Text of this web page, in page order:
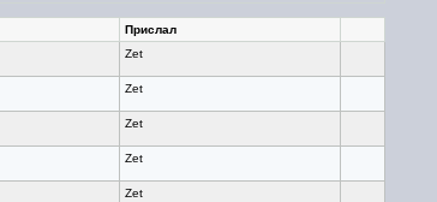
Прислал
Zet
Zet
Zet
Zet
Zet